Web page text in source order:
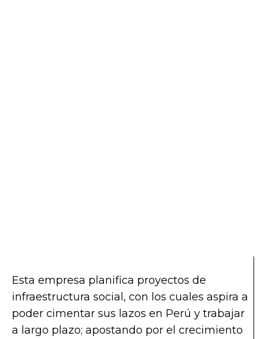
Esta empresa planifica proyectos de
infraestructura social, con los cuales aspira a
poder cimentar sus lazos en Perú y trabajar
a largo plazo; apostando por el crecimiento